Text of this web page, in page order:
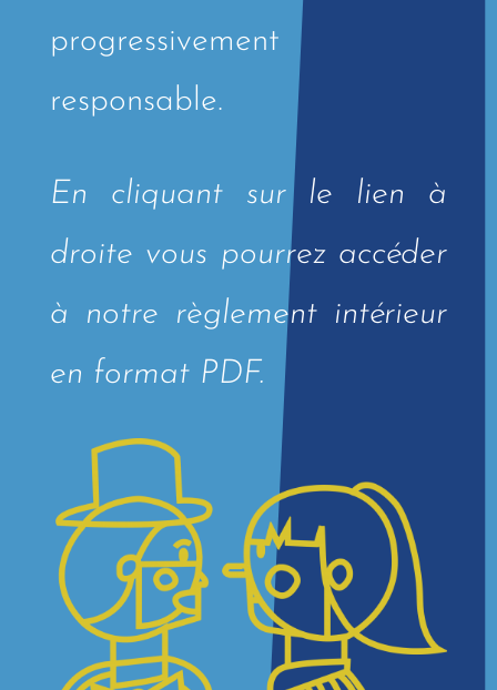
progressivement
responsable.
En cliquant sur le lien à
droite vous pourrez accéder
à notre règlement intérieur
en format PDF.